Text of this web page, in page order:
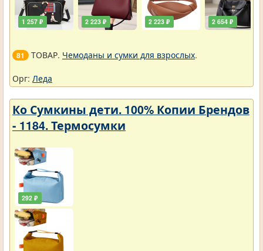
1 257 ₽ 2 223 ₽ 2 223 ₽ 2 654 ₽
81 ТОВАР. Чемоданы и сумки для взрослых.
Орг: Леда
Ко Сумкины дети. 100% Копии Брендов
- 1184. Термосумки
292 ₽